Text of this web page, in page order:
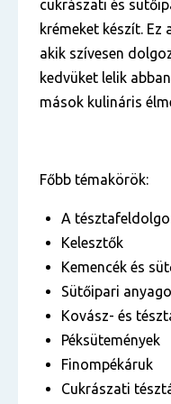
cukrászati és
krémeket készít. Ez
akik szívesen
kedvüket lelik
mások kulináris
Főbb témakörök:
A
Kelesztők
Kemencék és
Sütőipari
Kovász- és
Péksütemények
Finompékáruk
Cukrászati